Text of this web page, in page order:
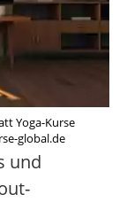
Yoga-Kurse
global.de
und